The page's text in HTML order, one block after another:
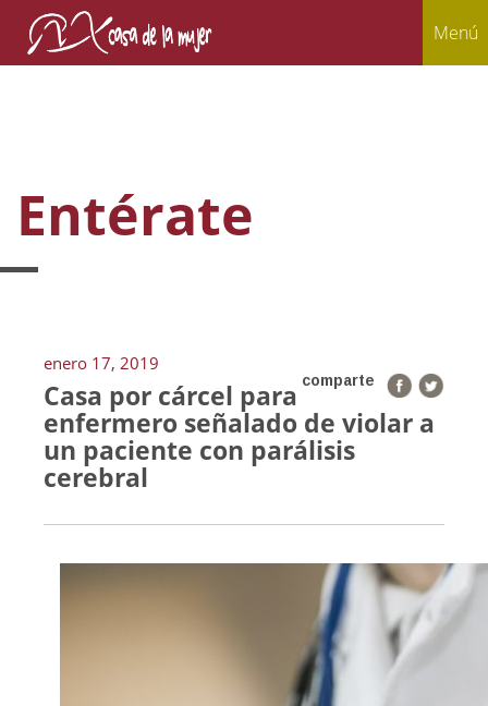
Menú
Entérate
enero 17, 2019
comparte
Casa por cárcel para
enfermero señalado de violar a
un paciente con parálisis
cerebral